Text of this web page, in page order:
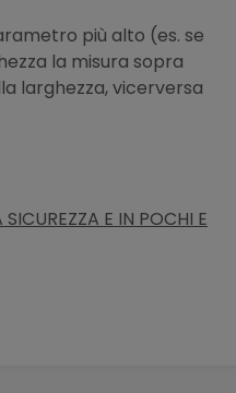
più alto (es. se
la misura sopra
larghezza, vicerversa
E IN POCHI E